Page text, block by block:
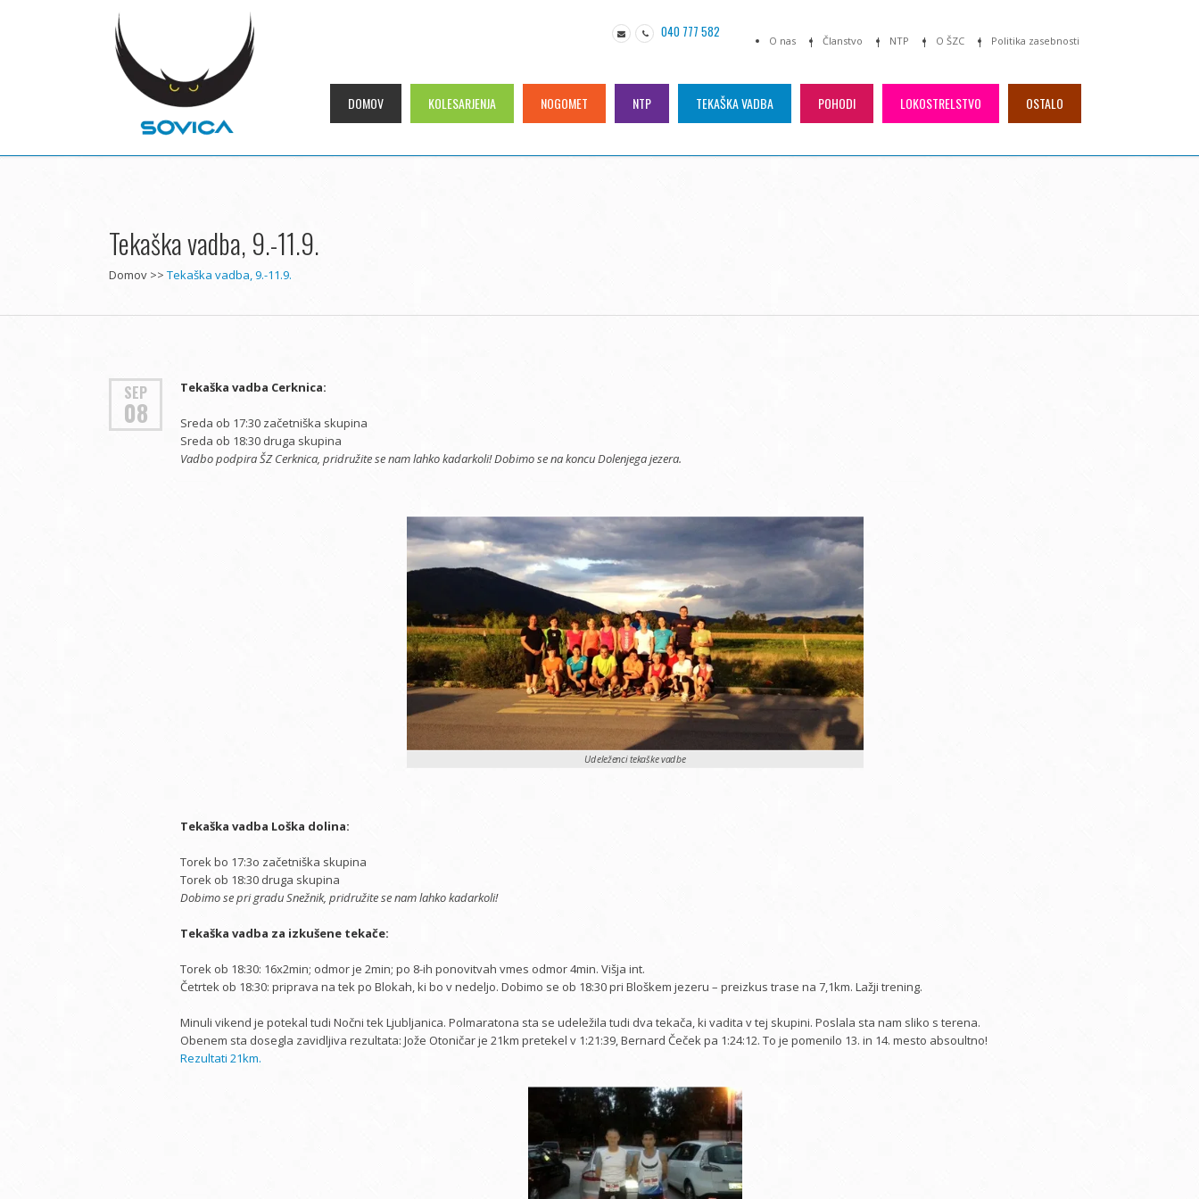
O nas Članstvo NTP O ŠZC Politika zasebnosti
040 777 582
DOMOV KOLESARJENJA NOGOMET NTP TEKAŠKA VADBA POHODI LOKOSTRELSTVO OSTALO
Tekaška vadba, 9.-11.9.
Domov >> Tekaška vadba, 9.-11.9.
SEP
08
Tekaška vadba Cerknica:
Sreda ob 17:30 začetniška skupina
Sreda ob 18:30 druga skupina
Vadbo podpira ŠZ Cerknica, pridružite se nam lahko kadarkoli! Dobimo se na koncu Dolenjega jezera.
Udeleženci tekaške vadbe
Tekaška vadba Loška dolina:
Torek bo 17:3o začetniška skupina
Torek ob 18:30 druga skupina
Dobimo se pri gradu Snežnik, pridružite se nam lahko kadarkoli!
Tekaška vadba za izkušene tekače:
Torek ob 18:30: 16x2min; odmor je 2min; po 8-ih ponovitvah vmes odmor 4min. Višja int.
Četrtek ob 18:30: priprava na tek po Blokah, ki bo v nedeljo. Dobimo se ob 18:30 pri Bloškem jezeru – preizkus trase na 7,1km. Lažji trening.
Minuli vikend je potekal tudi Nočni tek Ljubljanica. Polmaratona sta se udeležila tudi dva tekača, ki vadita v tej skupini. Poslala sta nam sliko s terena.
Obenem sta dosegla zavidljiva rezultata: Jože Otoničar je 21km pretekel v 1:21:39, Bernard Čeček pa 1:24:12. To je pomenilo 13. in 14. mesto absoultno!
Rezultati 21km.